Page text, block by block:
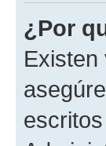
¿Por
Existen